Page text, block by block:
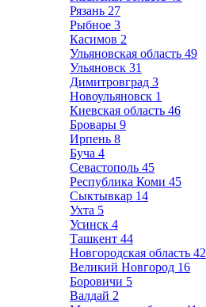
Рязань 27
Рыбное 3
Касимов 2
Ульяновская область 49
Ульяновск 31
Димитровград 3
Новоульяновск 1
Киевская область 46
Бровары 9
Ирпень 8
Буча 4
Севастополь 45
Республика Коми 45
Сыктывкар 14
Ухта 5
Усинск 4
Ташкент 44
Новгородская область 42
Великий Новгород 16
Боровичи 5
Валдай 2